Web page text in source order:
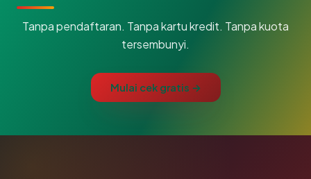
Tanpa pendaftaran. Tanpa kartu kredit. Tanpa kuota
tersembunyi.
Mulai cek gratis →